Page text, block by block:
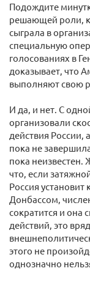
Подождите
решающей роли,
сыграла в
специальную
голосованиях в
доказывает, что
выполняют свою
И да, и нет. С
организовали
действия России,
пока не
пока неизвестен.
что, если
Россия
Донбассом,
сократится и она
действий, это
этого не
однозначно